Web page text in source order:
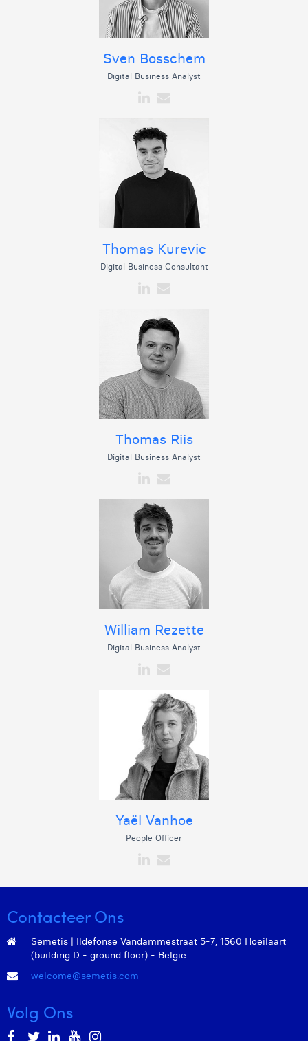
Sven Bosschem
Digital Business Analyst
Thomas Kurevic
Digital Business Consultant
Thomas Riis
Digital Business Analyst
William Rezette
Digital Business Analyst
Yaël Vanhoe
People Officer
Contacteer Ons
Semetis | Ildefonse Vandammestraat 5-7, 1560 Hoeilaart
(building D - ground floor) - België
welcome@semetis.com
Volg Ons